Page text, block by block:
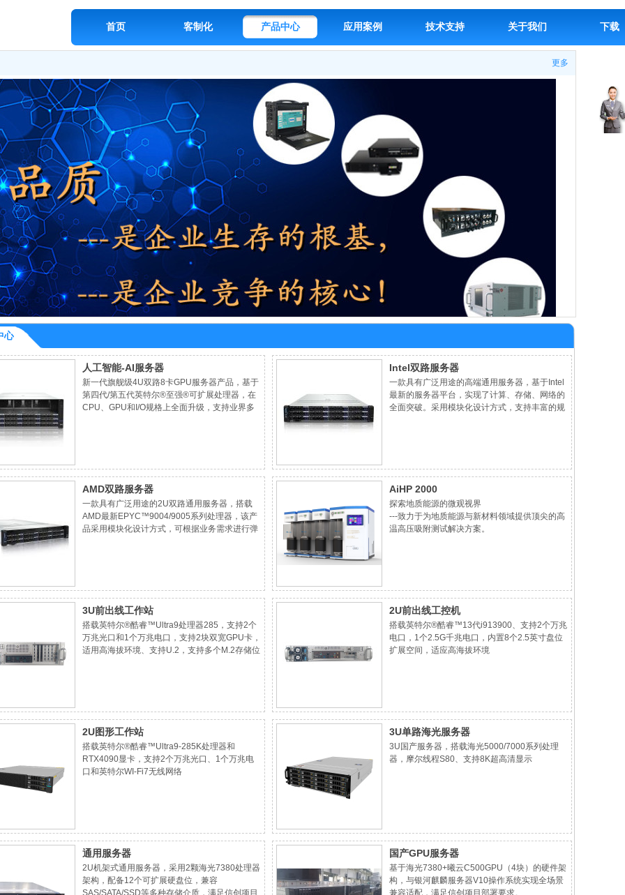
首页 客制化 产品中心 应用案例 技术支持 关于我们 下载
更多
心
人工智能-AI服务器
新一代旗舰级4U双路8卡GPU服务器产品，基于
第四代/第五代英特尔®至强®可扩展处理器，在
CPU、GPU和I/O规格上全面升级，支持业界多
Intel双路服务器
一款具有广泛用途的高端通用服务器，基于Intel
最新的服务器平台，实现了计算、存储、网络的
全面突破。采用模块化设计方式，支持丰富的规
AMD双路服务器
一款具有广泛用途的2U双路通用服务器，搭载
AMD最新EPYC™9004/9005系列处理器，该产
品采用模块化设计方式，可根据业务需求进行弹
AiHP 2000
探索地质能源的微观视界
---致力于为地质能源与新材料领域提供顶尖的高
温高压吸附测试解决方案。
3U前出线工作站
搭载英特尔®酷睿™Ultra9处理器285，支持2个
万兆光口和1个万兆电口，支持2块双宽GPU卡，
适用高海拔环境、支持U.2，支持多个M.2存储位
2U前出线工控机
搭载英特尔®酷睿™13代i913900、支持2个万兆
电口，1个2.5G千兆电口，内置8个2.5英寸盘位
扩展空间，适应高海拔环境
2U图形工作站
搭载英特尔®酷睿™Ultra9-285K处理器和
RTX4090显卡，支持2个万兆光口、1个万兆电
口和英特尔WI-Fi7无线网络
3U单路海光服务器
3U国产服务器，搭载海光5000/7000系列处理
器，摩尔线程S80、支持8K超高清显示
通用服务器
2U机架式通用服务器，采用2颗海光7380处理器
架构，配备12个可扩展硬盘位，兼容
SAS/SATA/SSD等多种存储介质，满足信创项目
国产GPU服务器
基于海光7380+曦云C500GPU（4块）的硬件架
构，与银河麒麟服务器V10操作系统实现全场景
兼容适配，满足信创项目部署要求。